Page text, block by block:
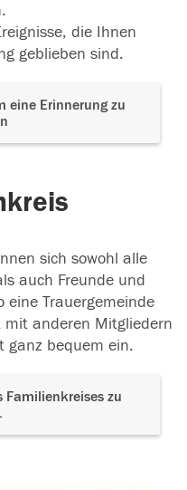
die Ihnen
geblieben sind.
eine Erinnerung zu
sich sowohl alle
auch Freunde und
Trauergemeinde
anderen Mitgliedern
ganz bequem ein.
Familienkreises zu